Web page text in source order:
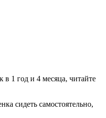
в 1 год и 4 месяца, читайте
сидеть самостоятельно,